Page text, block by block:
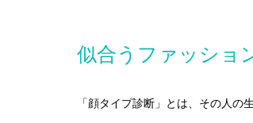
似合うファッショ
「顔タイプ診断」とは、その人